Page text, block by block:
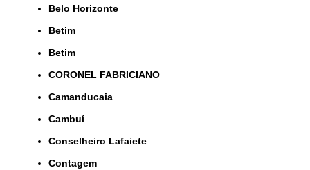
Belo Horizonte
Betim
Betim
CORONEL FABRICIANO
Camanducaia
Cambuí
Conselheiro Lafaiete
Contagem